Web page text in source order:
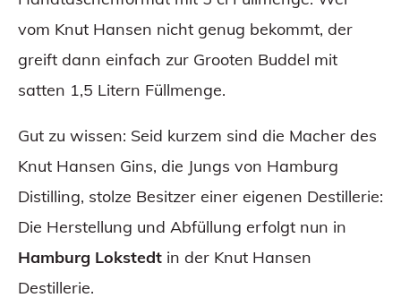
vom Knut Hansen nicht genug bekommt, der
greift dann einfach zur Grooten Buddel mit
satten 1,5 Litern Füllmenge.
Gut zu wissen: Seid kurzem sind die Macher des
Knut Hansen Gins, die Jungs von Hamburg
Distilling, stolze Besitzer einer eigenen Destillerie:
Die Herstellung und Abfüllung erfolgt nun in
Hamburg Lokstedt in der Knut Hansen
Destillerie.